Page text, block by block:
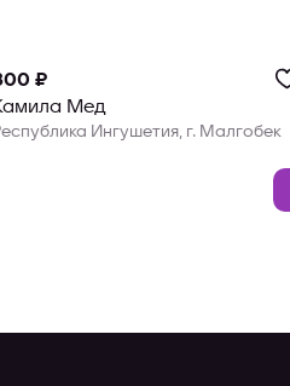
₽
Мед
Ингушетия, г. Малгобек